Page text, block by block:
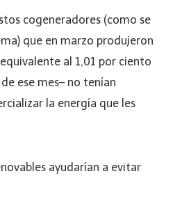
cogeneradores (como se
que en marzo produjeron
al 1,01 por ciento
ese mes– no tenían
la energía que les
ayudarían a evitar